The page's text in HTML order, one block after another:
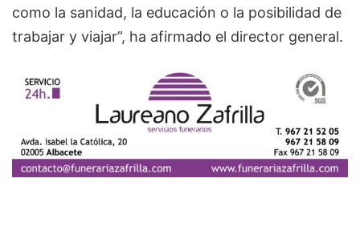
como la sanidad, la educación o la posibilidad de
trabajar y viajar”, ha afirmado el director general.